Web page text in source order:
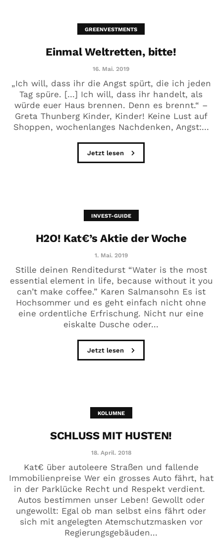
GREENVESTMENTS
Einmal Weltretten, bitte!
16. Mai. 2019
„Ich will, dass ihr die Angst spürt, die ich jeden
Tag spüre. […] Ich will, dass ihr handelt, als
würde euer Haus brennen. Denn es brennt.“ –
Greta Thunberg Kinder, Kinder! Keine Lust auf
Shoppen, wochenlanges Nachdenken, Angst:...
Jetzt lesen
INVEST-GUIDE
H2O! Kat€’s Aktie der Woche
1. Mai. 2019
Stille deinen Renditedurst “Water is the most
essential element in life, because without it you
can’t make coffee.” Karen Salmansohn Es ist
Hochsommer und es geht einfach nicht ohne
eine ordentliche Erfrischung. Nicht nur eine
eiskalte Dusche oder...
Jetzt lesen
KOLUMNE
SCHLUSS MIT HUSTEN!
18. April. 2018
Kat€ über autoleere Straßen und fallende
Immobilienpreise Wer ein grosses Auto fährt, hat
in der Parklücke Recht und Respekt verdient.
Autos bestimmen unser Leben! Gewollt oder
ungewollt: Egal ob man selbst eins fährt oder
sich mit angelegten Atemschutzmasken vor
Regierungsgebäuden...